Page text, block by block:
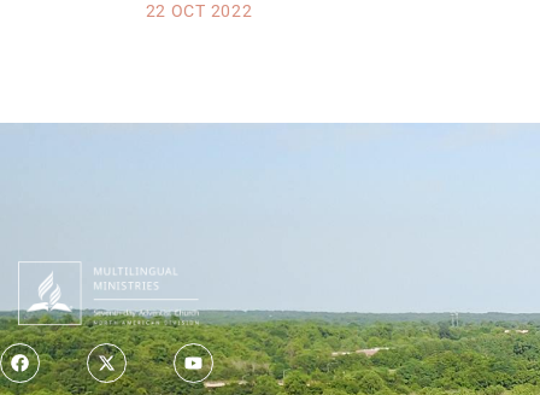
22 OCT 2022